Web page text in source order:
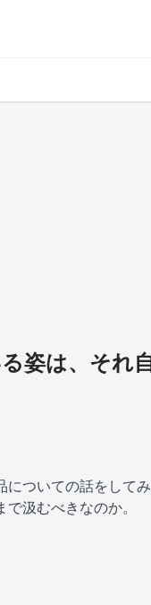
姿は、それ
についての話をして
汲むべきなのか。